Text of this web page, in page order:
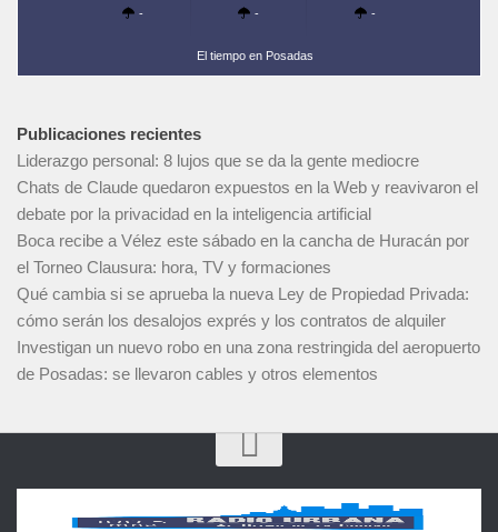
- - -
El tiempo en Posadas
Publicaciones recientes
Liderazgo personal: 8 lujos que se da la gente mediocre
Chats de Claude quedaron expuestos en la Web y reavivaron el
debate por la privacidad en la inteligencia artificial
Boca recibe a Vélez este sábado en la cancha de Huracán por
el Torneo Clausura: hora, TV y formaciones
Qué cambia si se aprueba la nueva Ley de Propiedad Privada:
cómo serán los desalojos exprés y los contratos de alquiler
Investigan un nuevo robo en una zona restringida del aeropuerto
de Posadas: se llevaron cables y otros elementos